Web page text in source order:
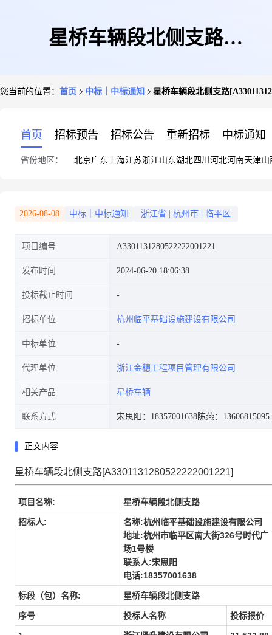
星桥车辆段北侧支路
您当前的位置： 首页 中标｜中标通知 星桥车辆段北侧支路
首页 招标预告 招标公告 重新招标 中标通知
省份地区： 北京广东 上海江苏浙江山东湖北四川 河北河南天津山
2026-08-08 中标｜中标通知 浙江省 杭州市 临平区
项目编号 A3301131280522222001221
发布时间 2024-06-20 18:06:38
投标截止时间
招标单位 杭州临平基础设施建设有限公司
中标单位
代理单位 浙江金穗工程项目管理有限公司
相关产品 星桥车辆
联系方式 宋思阳：18357001638陈燕：13606815095
正文内容
星桥车辆段北侧支路[A3301131280522222001221]
项目名称: 星桥车辆段北侧支路
招标人:
名称:杭州临平基础设施建设有限公司
地址:杭州市临平区南大街326号时代广
场1号楼
联系人:宋思阳
电话:18357001638
标段（包）名称: 星桥车辆段北侧支路
序号 投标人名称 投标报价